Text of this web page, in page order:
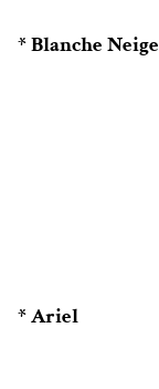
* Blanche Neige
* Ariel